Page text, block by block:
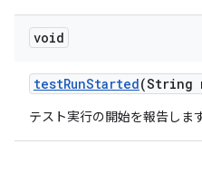
void
testRunStarted(String
テスト実行の開始を報告します